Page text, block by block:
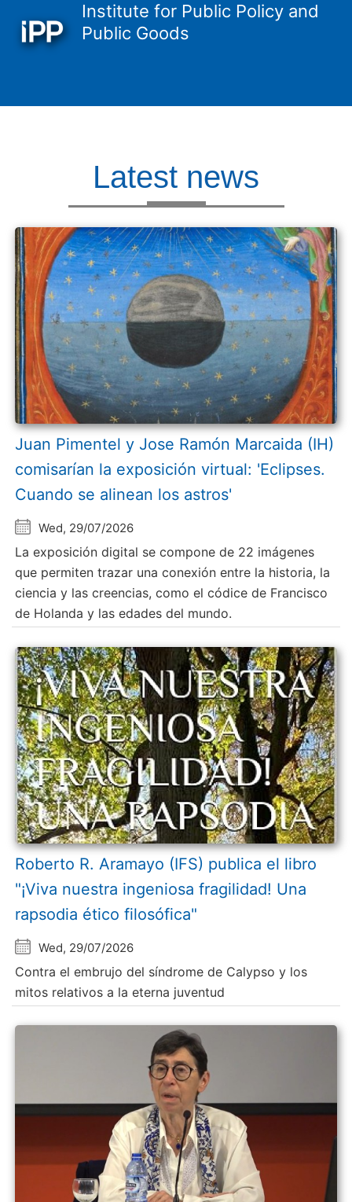
Institute for Public Policy and
Public Goods
Latest news
Juan Pimentel y Jose Ramón Marcaida (IH)
comisarían la exposición virtual: 'Eclipses.
Cuando se alinean los astros'
Wed, 29/07/2026
La exposición digital se compone de 22 imágenes
que permiten trazar una conexión entre la historia, la
ciencia y las creencias, como el códice de Francisco
de Holanda y las edades del mundo.
Roberto R. Aramayo (IFS) publica el libro
"¡Viva nuestra ingeniosa fragilidad! Una
rapsodia ético filosófica"
Wed, 29/07/2026
Contra el embrujo del síndrome de Calypso y los
mitos relativos a la eterna juventud